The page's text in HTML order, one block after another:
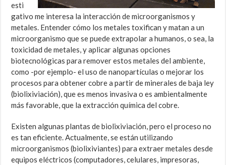
esti
gativo me interesa la interacción de microorganismos y
metales. Entender cómo los metales toxifican y matan a un
microorganismo que se puede extrapolar a humanos, o sea, la
toxicidad de metales, y aplicar algunas opciones
biotecnológicas para remover estos metales del ambiente,
como -por ejemplo- el uso de nanopartículas o mejorar los
procesos para obtener cobre a partir de minerales de baja ley
(biolixiviación), que es menos invasiva o es ambientalmente
más favorable, que la extracción química del cobre.
Existen algunas plantas de biolixiviación, pero el proceso no
es tan eficiente. Actualmente, se están utilizando
microorganismos (biolixiviantes) para extraer metales desde
equipos eléctricos (computadores, celulares, impresoras,